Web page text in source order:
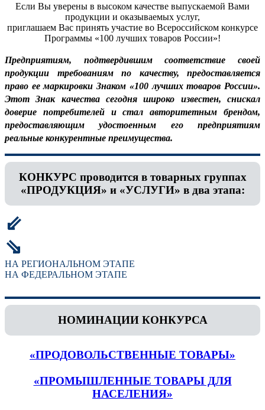
Если Вы уверены в высоком качестве выпускаемой Вами
продукции и оказываемых услуг,
приглашаем Вас принять участие во Всероссийском конкурсе
Программы «100 лучших товаров России»!
Предприятиям, подтвердившим соответствие своей
продукции требованиям по качеству, предоставляется
право ее маркировки Знаком «100 лучших товаров России».
Этот Знак качества сегодня широко известен, снискал
доверие потребителей и стал авторитетным брендом,
предоставляющим удостоенным его предприятиям
реальные конкурентные преимущества.
КОНКУРС проводится в товарных группах
«ПРОДУКЦИЯ» и «УСЛУГИ» в два этапа:
⇙
⇘
НА РЕГИОНАЛЬНОМ ЭТАПЕ
НА ФЕДЕРАЛЬНОМ ЭТАПЕ
НОМИНАЦИИ КОНКУРСА
«ПРОДОВОЛЬСТВЕННЫЕ ТОВАРЫ»
«ПРОМЫШЛЕННЫЕ ТОВАРЫ ДЛЯ
НАСЕЛЕНИЯ»